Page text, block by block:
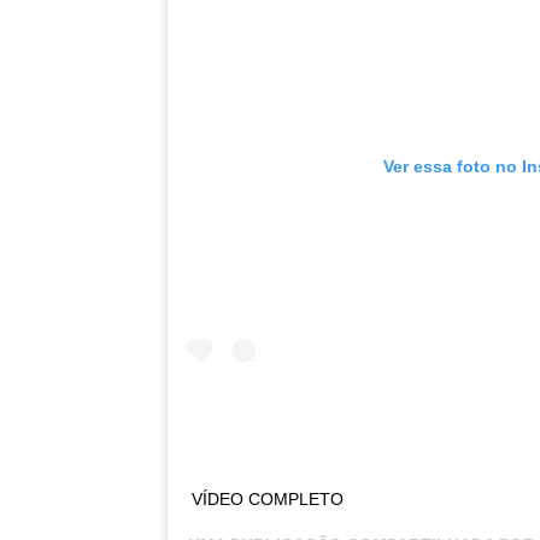
Ver essa foto no
VÍDEO COMPLETO